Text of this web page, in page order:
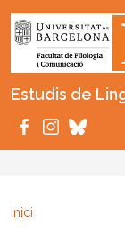
Estudis de
Inici